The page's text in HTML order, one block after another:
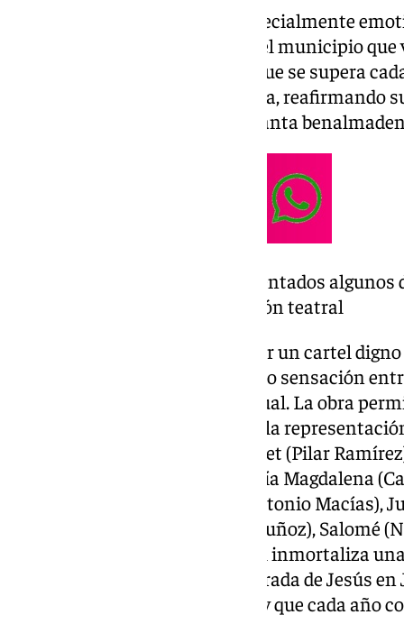
El acto de presentación fue especialmente
recreación a cargo de vecinos del municipio
entrega y talento en esta obra que se supera
Paso» batió récords de asistencia, reafirmando
imprescindible en la Semana Santa
La obra permite ver representados
icónicos de la representación teatral
Para esta edición, se apuesta por un cartel
cinematográfica, que ha causado sensación
su calidad artística y fuerza visual. La obra
los personajes más icónicos de la
(Andrés Bueno), María de Nazaret (Pilar
Centurión (Rafael Cabello), María Magdalena
(Rocío Lara), San Pedro (José Antonio Macías),
Judas Iscariote (José Manuel Muñoz), Salomé
(Aky Gamazo). Además, el cartel inmortaliza
emocionantes de la obra: la entrada de Jesús
simboliza el inicio de la Pasión y que cada año